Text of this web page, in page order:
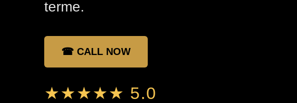
terme.
☎ CALL NOW
★★★★★ 5.0